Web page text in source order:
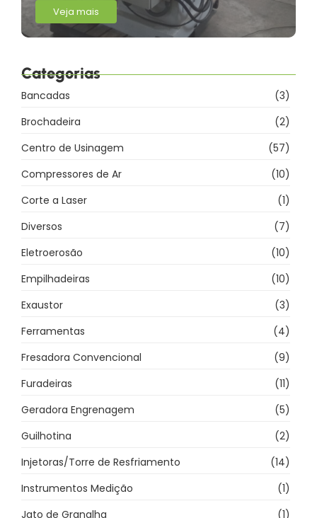
Veja mais
Categorias
Bancadas
(3)
Brochadeira
(2)
Centro de Usinagem
(57)
Compressores de Ar
(10)
Corte a Laser
(1)
Diversos
(7)
Eletroerosão
(10)
Empilhadeiras
(10)
Exaustor
(3)
Ferramentas
(4)
Fresadora Convencional
(9)
Furadeiras
(11)
Geradora Engrenagem
(5)
Guilhotina
(2)
Injetoras/Torre de Resfriamento
(14)
Instrumentos Medição
(1)
Jato de Granalha
(1)